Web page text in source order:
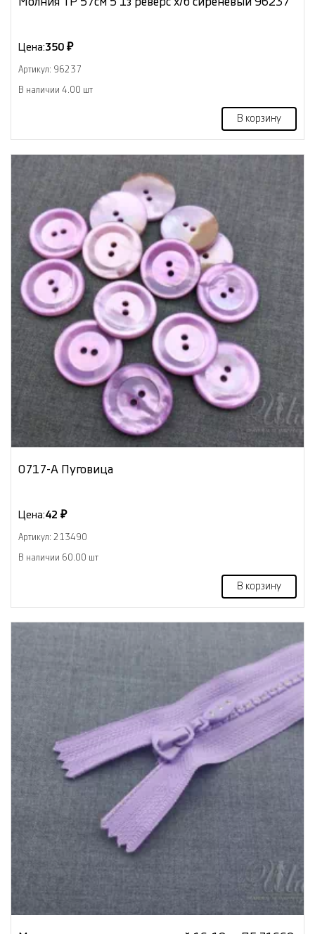
Цена:350 ₽
Артикул: 96237
В наличии 4.00 шт
В корзину
0717-А Пуговица
Цена:42 ₽
Артикул: 213490
В наличии 60.00 шт
В корзину